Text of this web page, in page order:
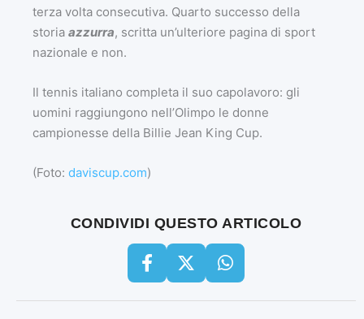
terza volta consecutiva. Quarto successo della
storia azzurra, scritta un’ulteriore pagina di sport
nazionale e non.
Il tennis italiano completa il suo capolavoro: gli
uomini raggiungono nell’Olimpo le donne
campionesse della Billie Jean King Cup.
(Foto: daviscup.com)
CONDIVIDI QUESTO ARTICOLO